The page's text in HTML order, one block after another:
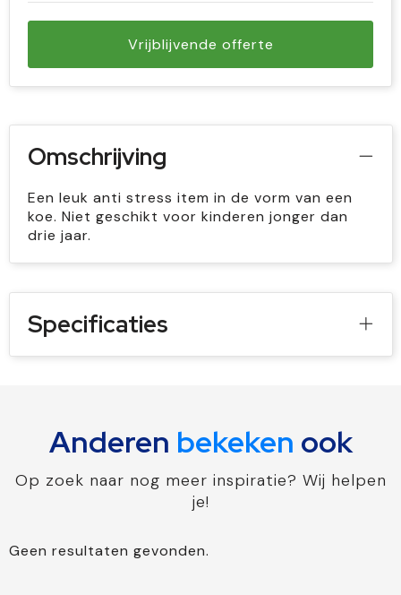
Vrijblijvende offerte
Omschrijving
Een leuk anti stress item in de vorm van een
koe. Niet geschikt voor kinderen jonger dan
drie jaar.
Specificaties
Anderen bekeken ook
Op zoek naar nog meer inspiratie? Wij helpen
je!
Geen resultaten gevonden.